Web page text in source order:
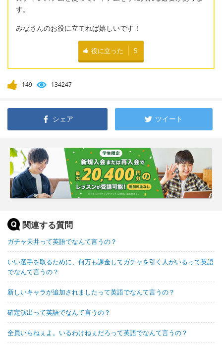
す。
みなさんのお役に立てれば嬉しいです！
役に立った 5
149 134247
シェア ツイート
関連する質問
ガチャ天井って英語でなんて言うの？
いい選手を取るために、何万も課金してガチャを引く人がいるって英語
でなんて言うの？
新しいキャラが追加されましたって英語でなんて言うの？
確定演出って英語でなんて言うの？
全員いらねぇよ。いるわけねぇだろって英語でなんて言うの？